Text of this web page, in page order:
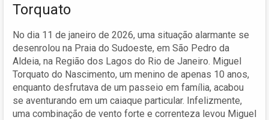
Torquato
No dia 11 de janeiro de 2026, uma situação alarmante se
desenrolou na Praia do Sudoeste, em São Pedro da
Aldeia, na Região dos Lagos do Rio de Janeiro. Miguel
Torquato do Nascimento, um menino de apenas 10 anos,
enquanto desfrutava de um passeio em família, acabou
se aventurando em um caiaque particular. Infelizmente,
uma combinação de vento forte e correnteza levou Miguel